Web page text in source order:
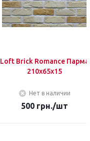
Loft Brick Romance Парма
210х65х15
Нет в наличии
500 грн./шт